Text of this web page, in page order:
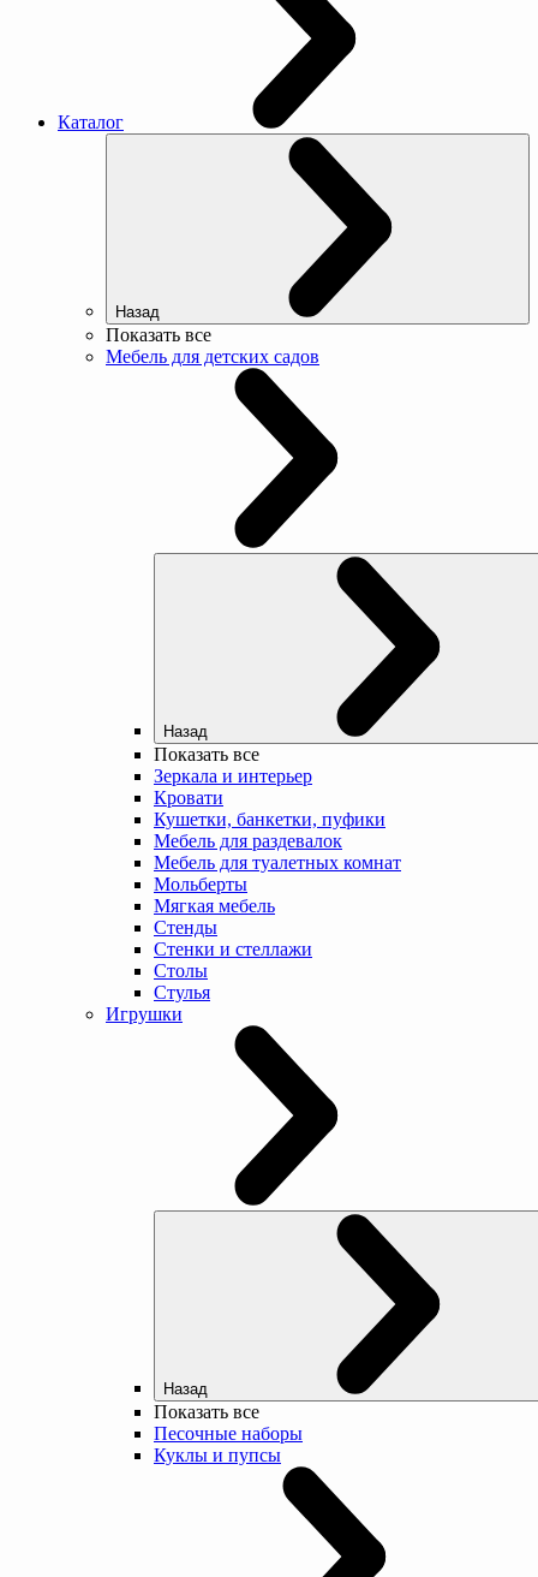
Каталог
Назад
Показать все
Мебель для детских садов
Назад
Показать все
Зеркала и интерьер
Кровати
Кушетки, банкетки, пуфики
Мебель для раздевалок
Мебель для туалетных комнат
Мольберты
Мягкая мебель
Стенды
Стенки и стеллажи
Столы
Стулья
Игрушки
Назад
Показать все
Песочные наборы
Куклы и пупсы